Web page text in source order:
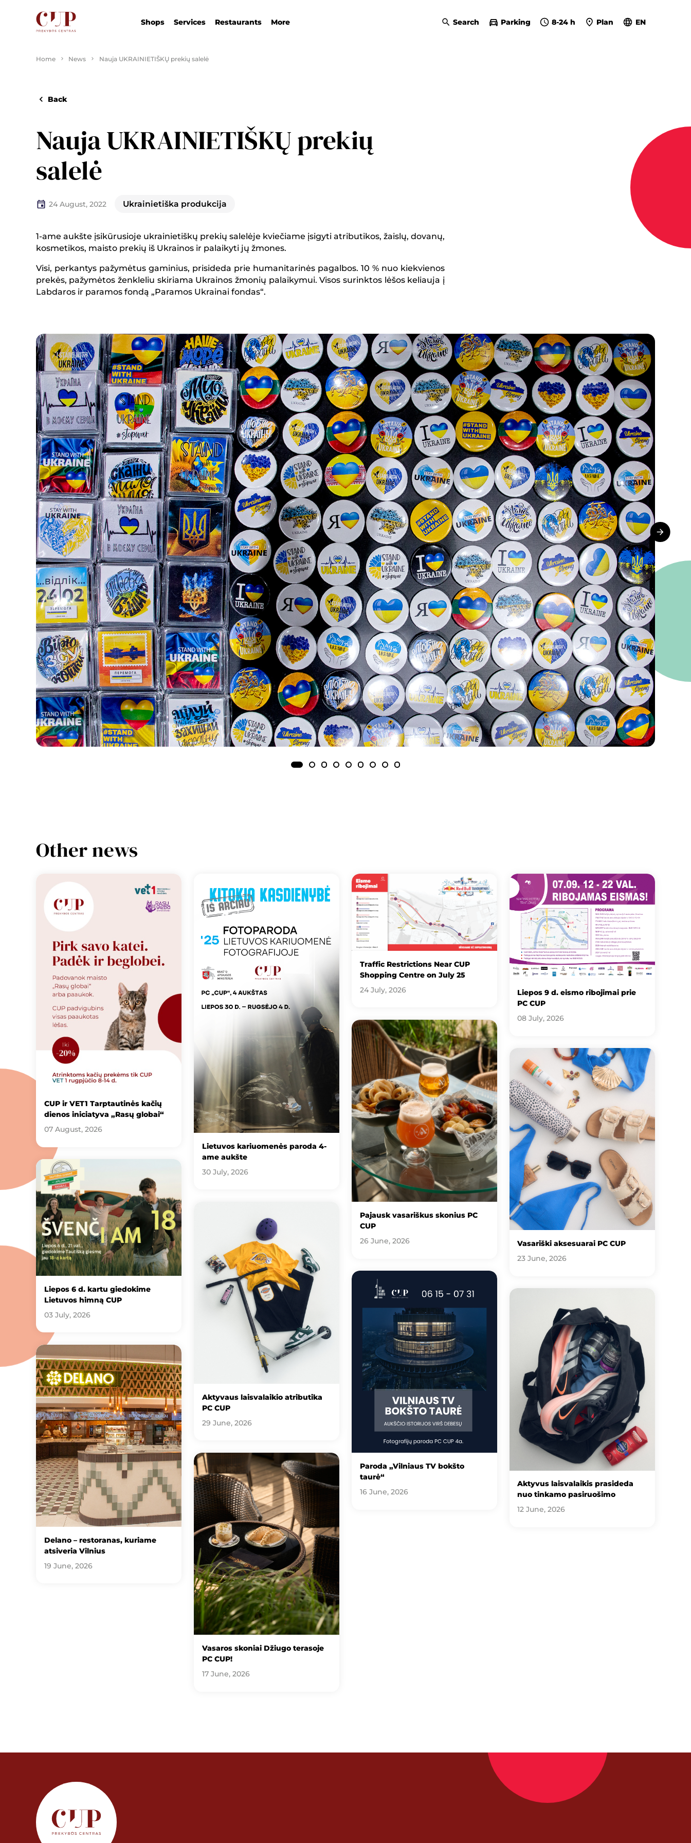
Shops Services Restaurants More Search Parking 8-24 h Plan EN
Home News Nauja UKRAINIETIŠKŲ prekių salelė
Back
Nauja UKRAINIETIŠKŲ prekių
salelė
24 August, 2022 Ukrainietiška produkcija
1-ame aukšte įsikūrusioje ukrainietiškų prekių salelėje kviečiame įsigyti atributikos, žaislų, dovanų,
kosmetikos, maisto prekių iš Ukrainos ir palaikyti jų žmones.
Visi, perkantys pažymėtus gaminius, prisideda prie humanitarinės pagalbos. 10 % nuo kiekvienos
prekės, pažymėtos ženkleliu skiriama Ukrainos žmonių palaikymui. Visos surinktos lėšos keliauja į
Labdaros ir paramos fondą „Paramos Ukrainai fondas“.
Other news
CUP ir VET1 Tarptautinės kačių
dienos iniciatyva „Rasų globai“
07 August, 2026
Lietuvos kariuomenės paroda 4-
ame aukšte
30 July, 2026
Traffic Restrictions Near CUP
Shopping Centre on July 25
24 July, 2026
Liepos 9 d. eismo ribojimai prie
PC CUP
08 July, 2026
Liepos 6 d. kartu giedokime
Lietuvos himną CUP
03 July, 2026
Aktyvaus laisvalaikio atributika
PC CUP
29 June, 2026
Pajausk vasariškus skonius PC
CUP
26 June, 2026
Vasariški aksesuarai PC CUP
23 June, 2026
Delano – restoranas, kuriame
atsiveria Vilnius
19 June, 2026
Vasaros skoniai Džiugo terasoje
PC CUP!
17 June, 2026
Paroda „Vilniaus TV bokšto
taurė“
16 June, 2026
Aktyvus laisvalaikis prasideda
nuo tinkamo pasiruošimo
12 June, 2026